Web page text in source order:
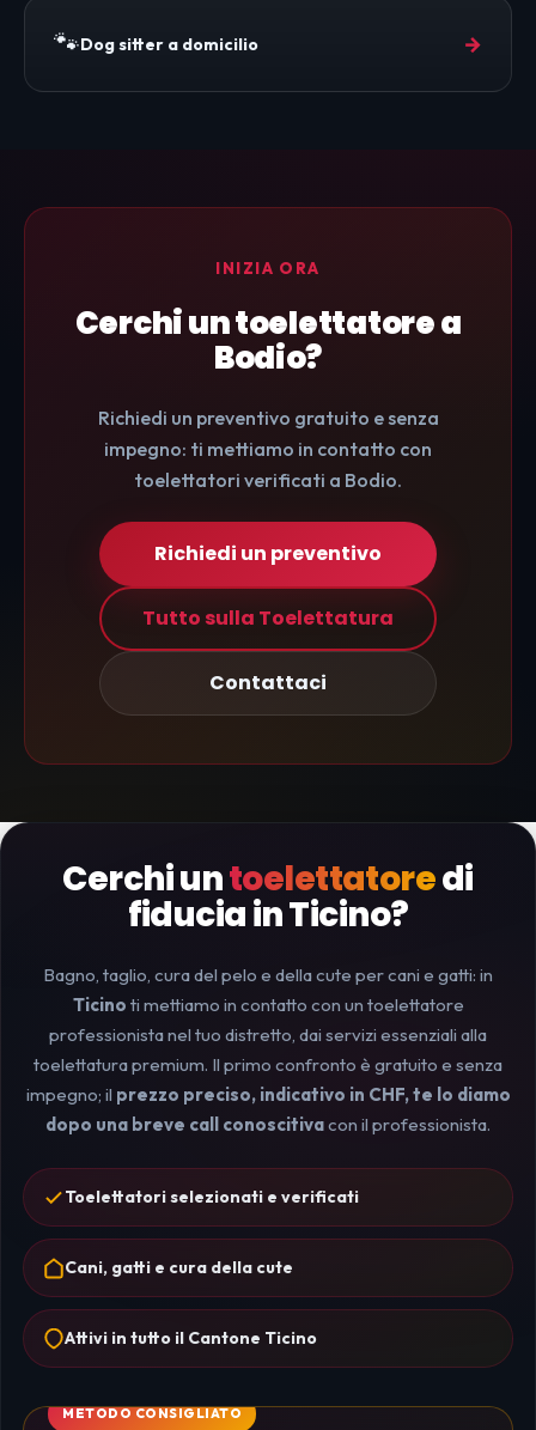
🐾Dog sitter a domicilio →
INIZIA ORA
Cerchi un toelettatore a
Bodio?
Richiedi un preventivo gratuito e senza
impegno: ti mettiamo in contatto con
toelettatori verificati a Bodio.
Richiedi un preventivo
Tutto sulla Toelettatura
Contattaci
Cerchi untoelettatoredi
fiducia in Ticino?
Bagno, taglio, cura del pelo e della cute per cani e gatti: in
Ticino ti mettiamo in contatto con un toelettatore
professionista nel tuo distretto, dai servizi essenziali alla
toelettatura premium. Il primo confronto è gratuito e senza
impegno; il prezzo preciso, indicativo in CHF, te lo diamo
dopo una breve call conoscitivacon il professionista.
Toelettatori selezionati e verificati
Cani, gatti e cura della cute
Attivi in tutto il Cantone Ticino